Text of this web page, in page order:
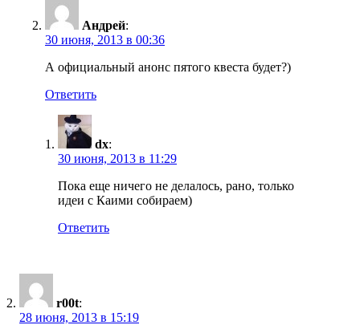
Андрей:
30 июня, 2013 в 00:36
А официальный анонс пятого квеста будет?)
Ответить
dx:
30 июня, 2013 в 11:29
Пока еще ничего не делалось, рано, только
идеи с Каими собираем)
Ответить
r00t:
28 июня, 2013 в 15:19